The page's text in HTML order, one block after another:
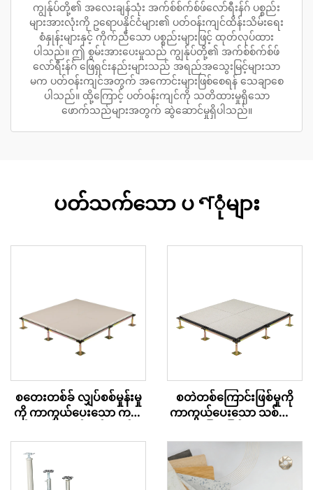
ကျွန်ုပ်တို့၏ အလေးချန်သုံး အက်စ်စ်က်စ်ဖ်လော်ရီးန်ဂ် ပစ္စည်း
များအားလုံးကို ဥရောပနိုင်ငံများ၏ ပတ်ဝန်းကျင်ထိန်းသိမ်းရေး
စံနှုန်းများနှင့် ကိုက်ညီသော ပစ္စည်းများဖြင့် ထုတ်လုပ်ထား
ပါသည်။ ဤ စွမ်းအားပေးမှုသည် ကျွန်ုပ်တို့၏ အက်စ်စ်က်စ်ဖ်
လော်ရီးန်ဂ် ဖြေရှင်းနည်းများသည် အရည်အသွေးမြင့်များသာ
မက ပတ်ဝန်းကျင်အတွက် အကောင်းများဖြစ်စေရန် သေချာစေ
ပါသည်။ ထို့ကြောင့် ပတ်ဝန်းကျင်ကို သတိထားမှုရှိသော
ဖောက်သည်များအတွက် ဆွဲဆောင်မှုရှိပါသည်။
ပတ်သက်သော ပণုံများ
စတေးတစ်ခ် လျှပ်စစ်မှုန်းမှု
ကို ကာကွယ်ပေးသော ကယ်
က်စ် ကုန်းမြေ – စီရမစ်
စတဲတစ်ကြောင်းဖြစ်မှုကို
ကာကွယ်ပေးသော သစ်သား
အလုပ်ခွင်ကုန်းမြေ